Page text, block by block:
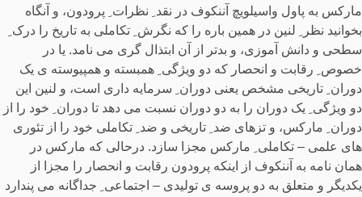
مارکس به پاول واسیلویچ آننکوف در نقد ِ نظرات ِ پرودون، و آنگاه
بخوانید نظر ِ لنین در همین باره را که نگرش ِ تکاملی به تاریخ را درک ِ
سطحی و دانش آموزی، و بدتر از آن ابتذال گری می نامد. یا در
خصوص ِ رقابت و انحصار که دو ویژگی ِ همبسته و همپیوسته ی یک
دوران ِ تاریخی مشخص یعنی دوران ِ سرمایه داری است، و لنین این
دو ویژگی ِ یک دوران را به دو دوران نسبت می دهد تا دوران ِ خود را از
دوران ِ مارکس، و تزهای ضد ِ تاریخی و ضد ِ تکاملی خود را از تئوری
های علمی – تکاملی ِ مارکس مجزا سازد. درحالی که مارکس در
همان نامه به آننکوف از اینکه پرودون رقابت و انحصار را مجزا از
یکدیگر و متعلق به دو پروسه ی تولیدی – اجتماعی ِ جداگانه می پندارد